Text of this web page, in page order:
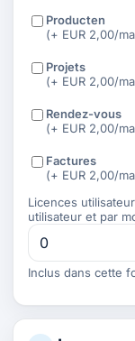
Producten
(+ EUR 2,00/
Projets
(+ EUR 2,00/
Rendez-vous
(+ EUR 2,00/
Factures
(+ EUR 2,00/
Licences
utilisateur et par
Inclus dans cette